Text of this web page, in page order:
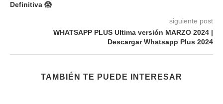
Definitiva 😱
siguiente post
WHATSAPP PLUS Ultima versión MARZO 2024 |
Descargar Whatsapp Plus 2024
TAMBIÉN TE PUEDE INTERESAR